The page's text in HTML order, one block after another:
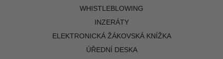
WHISTLEBLOWING
INZERÁTY
ELEKTRONICKÁ ŽÁKOVSKÁ KNÍŽKA
ÚŘEDNÍ DESKA